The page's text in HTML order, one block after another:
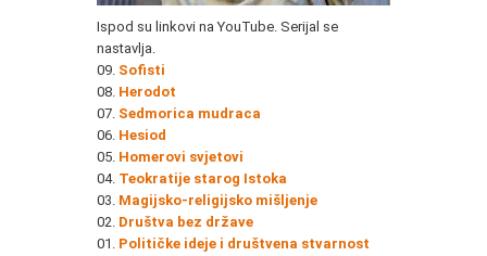
Ispod su linkovi na YouTube. Serijal se
nastavlja.
09. Sofisti
08. Herodot
07. Sedmorica mudraca
06. Hesiod
05. Homerovi svjetovi
04. Teokratije starog Istoka
03. Magijsko-religijsko mišljenje
02. Društva bez države
01. Političke ideje i društvena stvarnost